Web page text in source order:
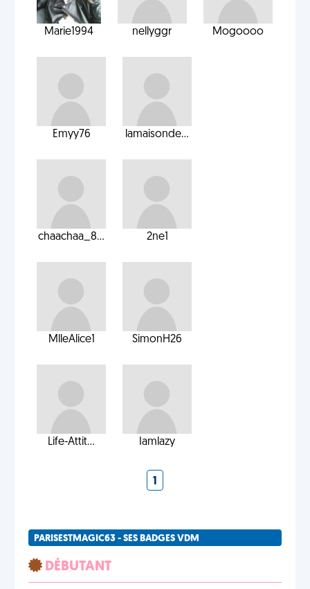
Marie1994 nellyggr Mogoooo
Emyy76 lamaisonde...
chaachaa_8... 2ne1
MlleAlice1 SimonH26
Life-Attit... Iamlazy
1
PARISESTMAGIC63 - SES BADGES VDM
DÉBUTANT